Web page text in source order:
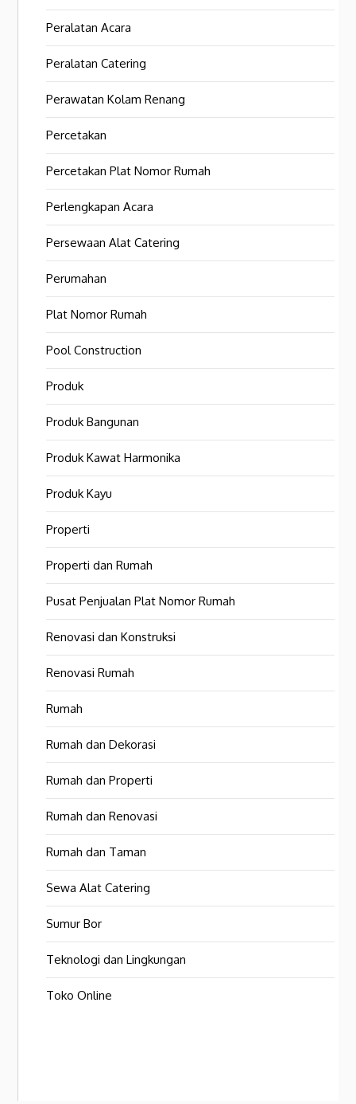
Peralatan Acara
Peralatan Catering
Perawatan Kolam Renang
Percetakan
Percetakan Plat Nomor Rumah
Perlengkapan Acara
Persewaan Alat Catering
Perumahan
Plat Nomor Rumah
Pool Construction
Produk
Produk Bangunan
Produk Kawat Harmonika
Produk Kayu
Properti
Properti dan Rumah
Pusat Penjualan Plat Nomor Rumah
Renovasi dan Konstruksi
Renovasi Rumah
Rumah
Rumah dan Dekorasi
Rumah dan Properti
Rumah dan Renovasi
Rumah dan Taman
Sewa Alat Catering
Sumur Bor
Teknologi dan Lingkungan
Toko Online